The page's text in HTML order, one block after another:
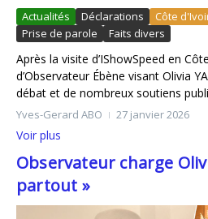
Actualités Déclarations Côte
Prise de parole
Faits divers
Après la visite d’IShowSpeed en
d’Observateur Ébène visant Olivia
débat et de nombreux soutiens
Yves-Gerard ABO 27 janvier 2026
Voir plus
Observateur charge
partout »